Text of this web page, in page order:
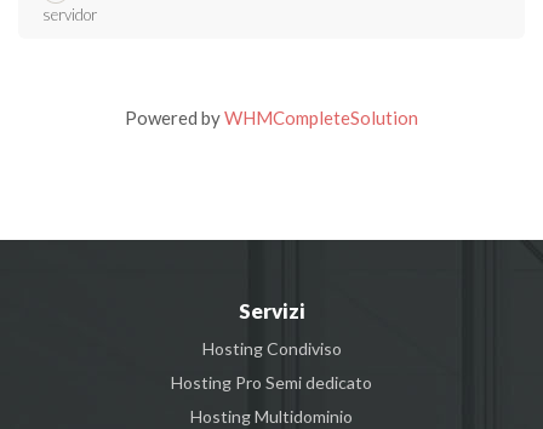
servidor
Powered byWHMCompleteSolution
Servizi
Hosting Condiviso
Hosting Pro Semi dedicato
Hosting Multidominio